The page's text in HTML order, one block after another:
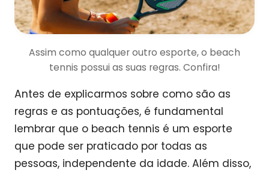
Assim como qualquer outro esporte, o beach
tennis possui as suas regras. Confira!
Antes de explicarmos sobre como são as
regras e as pontuações, é fundamental
lembrar que o beach tennis é um esporte
que pode ser praticado por todas as
pessoas, independente da idade. Além disso,